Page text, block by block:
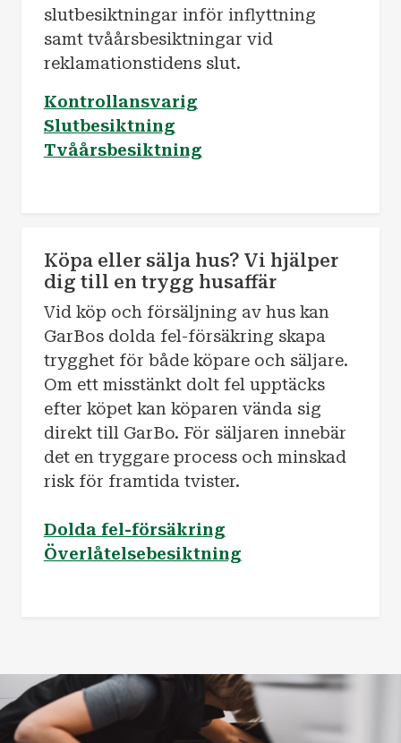
slutbesiktningar inför inflyttning
samt tvåårsbesiktningar vid
reklamationstidens slut.
Kontrollansvarig
Slutbesiktning
Tvåårsbesiktning
Köpa eller sälja hus? Vi hjälper
dig till en trygg husaffär
Vid köp och försäljning av hus kan
GarBos dolda fel-försäkring skapa
trygghet för både köpare och säljare.
Om ett misstänkt dolt fel upptäcks
efter köpet kan köparen vända sig
direkt till GarBo. För säljaren innebär
det en tryggare process och minskad
risk för framtida tvister.
Dolda fel-försäkring
Överlåtelsebesiktning